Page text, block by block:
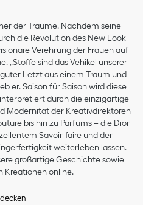
der Träume. Nachdem seine
die Revolution des New Look
Verehrung der Frauen auf
„Stoffe sind das Vehikel unserer
Letzt aus einem Traum und
er. Saison für Saison wird diese
durch die einzigartige
Modernität der Kreativdirektoren
bis hin zu Parfums – die Dior
Savoir-faire und der
weiterleben lassen.
großartige Geschichte sowie
Kreationen online.